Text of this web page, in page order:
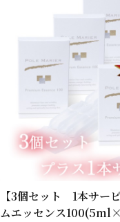
【3個セット 1本サー
ムエッセンス